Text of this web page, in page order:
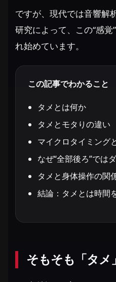
ですが、現代では音響解
研究によって、この“感
れ始めています。
この記事でわかること
タメとは何か
タメとモタりの違い
マイクロタイミング
なぜ“全部後ろ”では
タメと身体操作の関
結論：タメとは時間
そもそも「タメ